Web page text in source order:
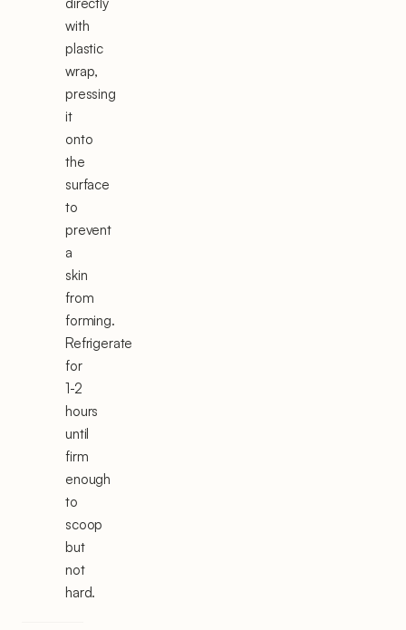
with
plastic
wrap,
pressing
it
onto
the
surface
to
prevent
a
skin
from
forming.
Refrigerate
for
1-2
hours
until
firm
enough
to
scoop
but
not
hard.